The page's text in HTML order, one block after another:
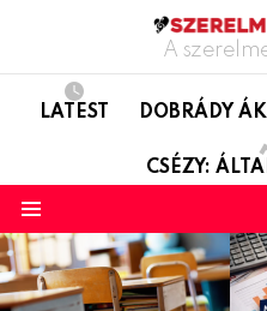
A
LATEST DOBRÁDY
CSÉZY:
LATEST
STORIES